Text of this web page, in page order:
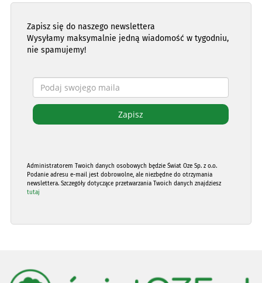
Zapisz się do naszego newslettera
Wysyłamy maksymalnie jedną wiadomość w tygodniu,
nie spamujemy!
Administratorem Twoich danych osobowych będzie Świat Oze Sp. z o.o.
Podanie adresu e-mail jest dobrowolne, ale niezbędne do otrzymania
newslettera. Szczegóły dotyczące przetwarzania Twoich danych znajdziesz
tutaj